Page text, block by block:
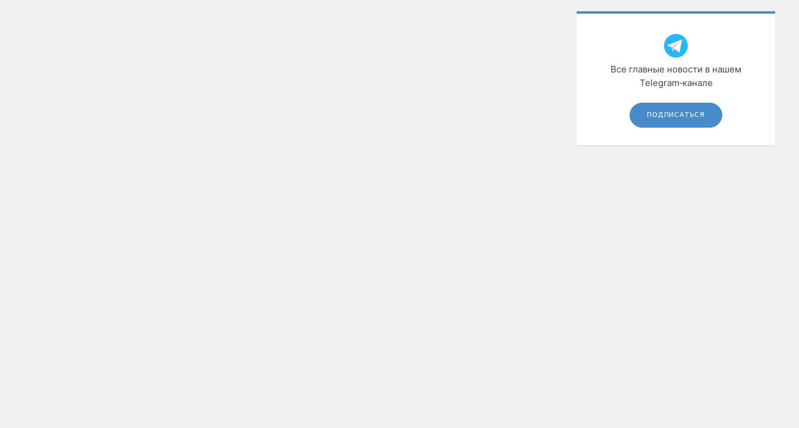
Все главные новости в нашем
Telegram‑канале
ПОДПИСАТЬСЯ